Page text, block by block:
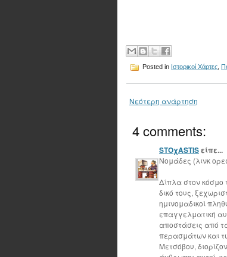
Posted in Ιστορικοί Χάρτες
Νεότερη ανάρτηση
4 comments:
STOχASTISείπε...
Νομάδες (λινκ
Δίπλα στον κόσμο
δικό τους,
ημινομαδικοί
επαγγελματική
αποστάσεις από
περασμάτων και
Μετσόβου,